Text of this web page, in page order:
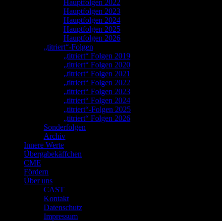
Hauptfolgen 2022
Hauptfolgen 2023
Hauptfolgen 2024
Hauptfolgen 2025
Hauptfolgen 2026
„titriert“-Folgen
„titriert“ Folgen 2019
„titriert“ Folgen 2020
„titriert“ Folgen 2021
„titriert“ Folgen 2022
„titriert“ Folgen 2023
„titriert“ Folgen 2024
„titriert“-Folgen 2025
„titriert“ Folgen 2026
Sonderfolgen
Archiv
Innere Werte
Übergabekäffchen
CME
Fördern
Über uns
CAST
Kontakt
Datenschutz
Impressum